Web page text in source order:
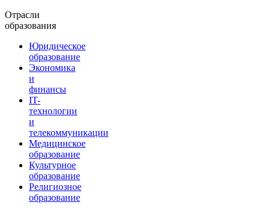
Отрасли
образования
Юридическое
образование
Экономика
и
финансы
IT-
технологии
и
телекоммуникации
Медицинское
образование
Культурное
образование
Религиозное
образование